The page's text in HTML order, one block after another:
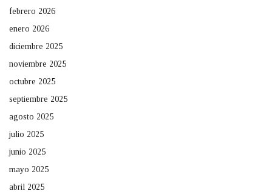
febrero 2026
enero 2026
diciembre 2025
noviembre 2025
octubre 2025
septiembre 2025
agosto 2025
julio 2025
junio 2025
mayo 2025
abril 2025